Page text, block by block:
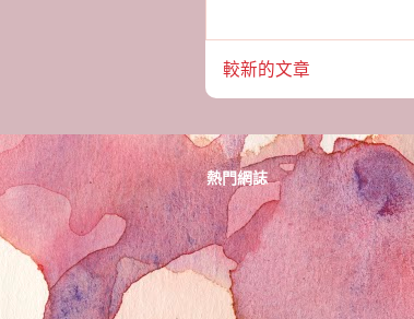
較新的文章
熱門網誌